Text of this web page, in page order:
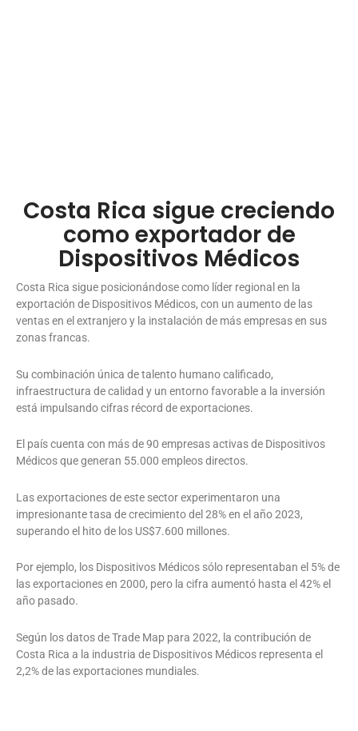
Costa Rica sigue creciendo
como exportador de
Dispositivos Médicos
Costa Rica sigue posicionándose como líder regional en la
exportación de Dispositivos Médicos, con un aumento de las
ventas en el extranjero y la instalación de más empresas en sus
zonas francas.
Su combinación única de talento humano calificado,
infraestructura de calidad y un entorno favorable a la inversión
está impulsando cifras récord de exportaciones.
El país cuenta con más de 90 empresas activas de Dispositivos
Médicos que generan 55.000 empleos directos.
Las exportaciones de este sector experimentaron una
impresionante tasa de crecimiento del 28% en el año 2023,
superando el hito de los US$7.600 millones.
Por ejemplo, los Dispositivos Médicos sólo representaban el 5% de
las exportaciones en 2000, pero la cifra aumentó hasta el 42% el
año pasado.
Según los datos de Trade Map para 2022, la contribución de
Costa Rica a la industria de Dispositivos Médicos representa el
2,2% de las exportaciones mundiales.